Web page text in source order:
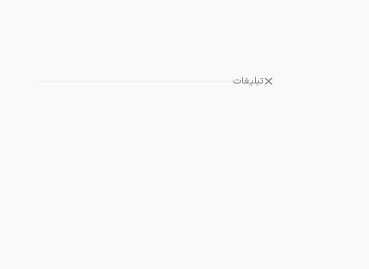
تبلیغات